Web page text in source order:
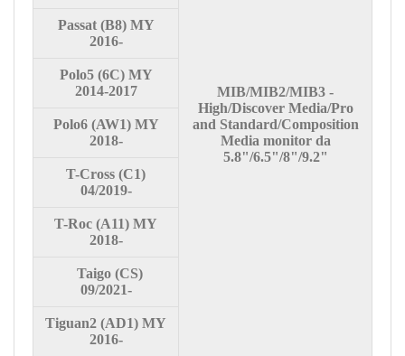
MIB/MIB2/MIB3 -
High/Discover Media/Pro
and Standard/Composition
Media monitor da
5.8"/6.5"/8"/9.2"
Passat(B8) MY
2016-
Polo5(6C) MY
2014-2017
Polo6(AW1) MY
2018-
T-Cross (C1)
04/2019-
T-Roc (A11) MY
2018-
Taigo(CS)
09/2021-
Tiguan2 (AD1) MY
2016-